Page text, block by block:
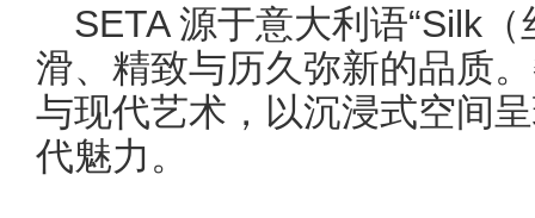
SETA 源于意大利语“Silk
滑、精致与历久弥新的品质
与现代艺术，以沉浸式空间
代魅力。